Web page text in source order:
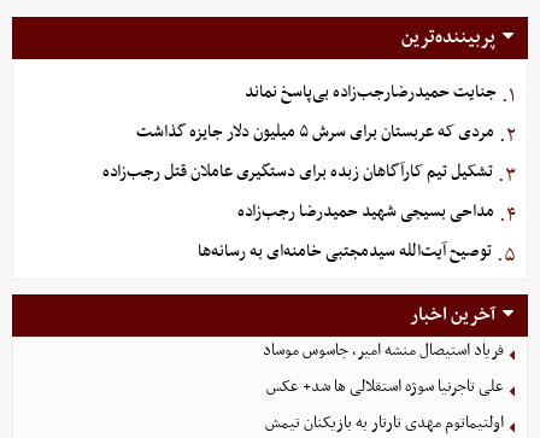
پربیننده‌ترین
۱. جنایت حمیدرضارجب‌زاده بی‌پاسخ نماند
۲. مردی که عربستان برای سرش ۵ میلیون دلار جایزه گذاشت
۳. تشکیل تیم کارآگاهان زبده برای دستگیری عاملان قتل رجب‌زاده
۴. مداحی بسیجی شهید حمیدرضا رجب‌زاده
۵. توصیح آیت‌الله سیدمجتبی خامنه‌ای به رسانه‌ها
آخرین اخبار
فریاد استیصال منشه امیر، جاسوس موساد
علی تاجرنیا سوژه استقلالی‌ ها شد+ عکس
اولتیماتوم مهدی تارتار به بازیکنان تیمش